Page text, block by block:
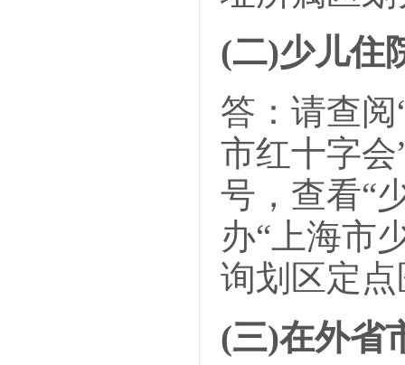
(二)少儿住
答：请查
市红十字
号，查看“
办“上海市
询划区定
(三)在外省